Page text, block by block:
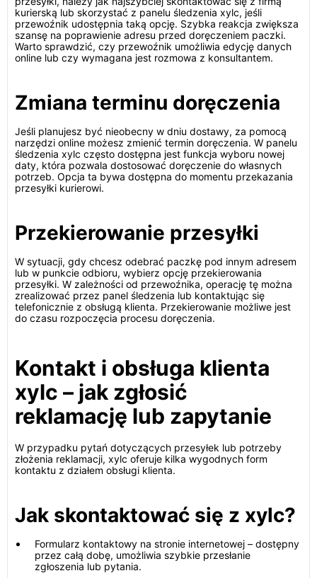
kurierską lub skorzystać z panelu śledzenia xylc, jeśli
przewoźnik udostępnia taką opcję. Szybka reakcja zwiększa
szansę na poprawienie adresu przed doręczeniem paczki.
Warto sprawdzić, czy przewoźnik umożliwia edycję danych
online lub czy wymagana jest rozmowa z konsultantem.
Zmiana terminu doręczenia
Jeśli planujesz być nieobecny w dniu dostawy, za pomocą
narzędzi online możesz zmienić termin doręczenia. W panelu
śledzenia xylc często dostępna jest funkcja wyboru nowej
daty, która pozwala dostosować doręczenie do własnych
potrzeb. Opcja ta bywa dostępna do momentu przekazania
przesyłki kurierowi.
Przekierowanie przesyłki
W sytuacji, gdy chcesz odebrać paczkę pod innym adresem
lub w punkcie odbioru, wybierz opcję przekierowania
przesyłki. W zależności od przewoźnika, operację tę można
zrealizować przez panel śledzenia lub kontaktując się
telefonicznie z obsługą klienta. Przekierowanie możliwe jest
do czasu rozpoczęcia procesu doręczenia.
Kontakt i obsługa klienta
xylc – jak zgłosić
reklamację lub zapytanie
W przypadku pytań dotyczących przesyłek lub potrzeby
złożenia reklamacji, xylc oferuje kilka wygodnych form
kontaktu z działem obsługi klienta.
Jak skontaktować się z xylc?
Formularz kontaktowy na stronie internetowej – dostępny
przez całą dobę, umożliwia szybkie przesłanie
zgłoszenia lub pytania.